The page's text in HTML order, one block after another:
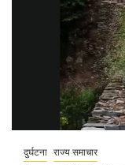
दुर्घटना राज्य समाचार